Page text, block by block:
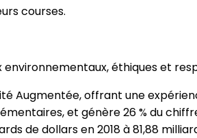
courses.
éthiques et
Augmentée, offrant une
et génère 26 % du
de dollars en 2018 à 81,88